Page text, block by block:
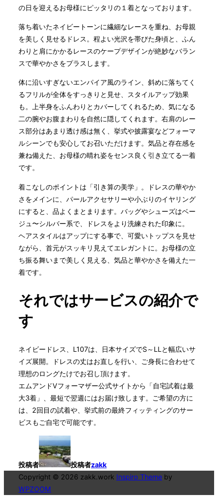
の日を迎えるお母様にピッタリの１着となっております。
落ち着いたネイビートーンに繊細なレースを重ね、お母親
を美しく見せるドレス。程よい光沢を帯びた身頃と、ふん
わりと肩にかかるレースのケープデザインが絶妙なバラン
スで華やかさをプラスします。
体に沿いすぎないエンパイア風のライン、斜めに落ちてく
るフリルが全体をすっきりと見せ、スタイルアップ効果
も。上半身をふんわりとカバーしてくれるため、気になる
二の腕やお腹まわりを自然に隠してくれます。右肩のレー
ス部分はあまり透け感は無く、挙式や披露宴などフォーマ
ルシーンでも安心してお召いただけます。気品と存在感を
兼ね備えた、お母様の晴れ姿をセンス良く引き立てる一着
です。
着こなしのポイントは「引き算の美学」。ドレスの華やか
さをメインに、パールアクセサリーや小ぶりのイヤリング
にすると、品よくまとまります。バッグやシューズはベー
ジュ〜シルバー系で、ドレスをより洗練された印象に。
ヘアスタイルはアップにする事で、可愛いトップスを見せ
ながら、首元がスッキリ見えてエレガントに。お母様の立
ち振る舞いまで美しく見える、気品と華やかさを備えた一
着です。
それではサービスの紹介で
す
ネイビードレス、L107は、日本サイズでS～LLと幅広いサ
イズ展開。ドレスの丈はお直しを行い、ご身長に合わせて
理想のロングたけでお召し頂けます。
エムアンドVフォーマザー公式サイトから「自宅試着は最
大3着」、最短で翌週にはお届け致します。ご希望の方に
は、2回目の試着や、挙式前の最終フィッティングのサー
ビスもご自宅で可能です。
投稿者 投稿者zakk
Copyright © 2026 zakk.work Inspiro Theme by
WPZOOM